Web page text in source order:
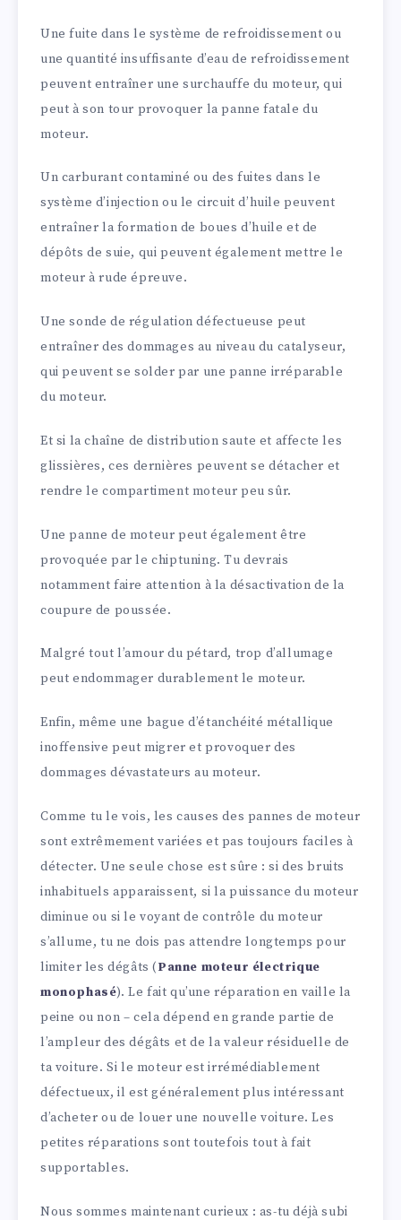
Une fuite dans le système de refroidissement ou
une quantité insuffisante d’eau de refroidissement
peuvent entraîner une surchauffe du moteur, qui
peut à son tour provoquer la panne fatale du
moteur.
Un carburant contaminé ou des fuites dans le
système d’injection ou le circuit d’huile peuvent
entraîner la formation de boues d’huile et de
dépôts de suie, qui peuvent également mettre le
moteur à rude épreuve.
Une sonde de régulation défectueuse peut
entraîner des dommages au niveau du catalyseur,
qui peuvent se solder par une panne irréparable
du moteur.
Et si la chaîne de distribution saute et affecte les
glissières, ces dernières peuvent se détacher et
rendre le compartiment moteur peu sûr.
Une panne de moteur peut également être
provoquée par le chiptuning. Tu devrais
notamment faire attention à la désactivation de la
coupure de poussée.
Malgré tout l’amour du pétard, trop d’allumage
peut endommager durablement le moteur.
Enfin, même une bague d’étanchéité métallique
inoffensive peut migrer et provoquer des
dommages dévastateurs au moteur.
Comme tu le vois, les causes des pannes de moteur
sont extrêmement variées et pas toujours faciles à
détecter. Une seule chose est sûre : si des bruits
inhabituels apparaissent, si la puissance du moteur
diminue ou si le voyant de contrôle du moteur
s’allume, tu ne dois pas attendre longtemps pour
limiter les dégâts (Panne moteur électrique
monophasé). Le fait qu’une réparation en vaille la
peine ou non – cela dépend en grande partie de
l’ampleur des dégâts et de la valeur résiduelle de
ta voiture. Si le moteur est irrémédiablement
défectueux, il est généralement plus intéressant
d’acheter ou de louer une nouvelle voiture. Les
petites réparations sont toutefois tout à fait
supportables.
Nous sommes maintenant curieux : as-tu déjà subi